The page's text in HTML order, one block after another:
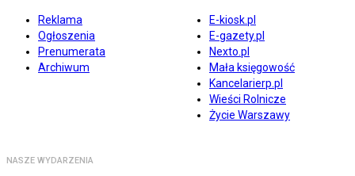
Reklama
Ogłoszenia
Prenumerata
Archiwum
E-kiosk.pl
E-gazety.pl
Nexto.pl
Mała księgowość
Kancelarierp.pl
Wieści Rolnicze
Życie Warszawy
NASZE WYDARZENIA